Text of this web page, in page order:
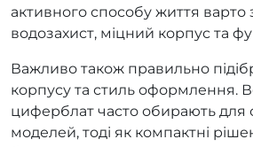
активного способу життя варто
водозахист, міцний корпус та
Важливо також правильно
корпусу та стиль оформлення.
циферблат часто обирають для
моделей, тоді як компактні